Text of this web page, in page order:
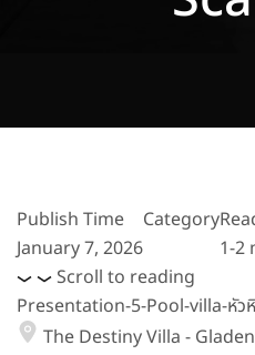
Publish Time
January 7, 2026
Category
1-2
Scroll to reading
Presentation-5-Pool-villa-หัว
The Destiny Villa -